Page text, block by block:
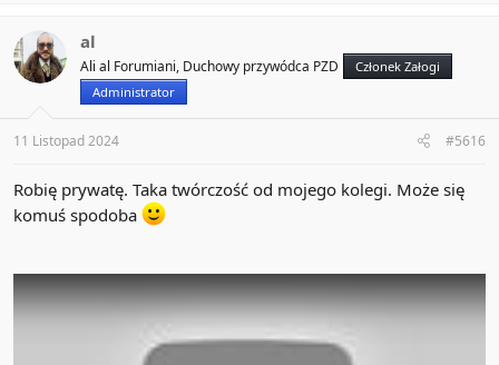
t
i
o
al
Ali al Forumiani, Duchowy przywódca PZD
Członek Załogi
Administrator
11 Listopad 2024 #5616
Robię prywatę. Taka twórczość od mojego kolegi. Może się
komuś spodoba